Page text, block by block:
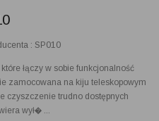
: SP010
łączy w sobie funkcjonalność
zamocowana na kiju teleskopowym
czyszczenie trudno dostępnych
wył� ...